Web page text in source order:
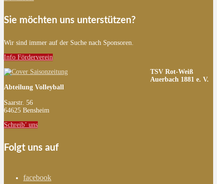
Sie möchten uns unterstützen?
Wir sind immer auf der Suche nach Sponsoren.
Info Förderverein
TSV Rot-Weiß
Auerbach 1881 e. V.
Abteilung Volleyball
Saarstr. 56
64625 Bensheim
Schreib’ uns
Folgt uns auf
facebook